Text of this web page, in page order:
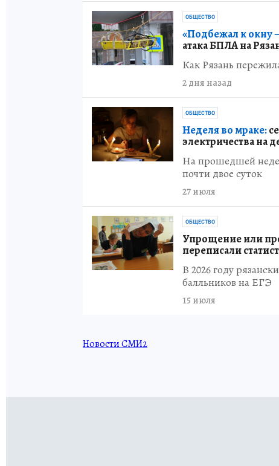
ОБЩЕСТВО
«Подбежал к окну
атака БПЛА на
Как Рязань
2 дня назад
ОБЩЕСТВО
Неделя во мраке:
электричества на
На прошедшей
почти двое суток
27 июля
ОБЩЕСТВО
Упрощение или
переписали
В 2026 году
балльников на ЕГЭ
15 июля
Новости СМИ2